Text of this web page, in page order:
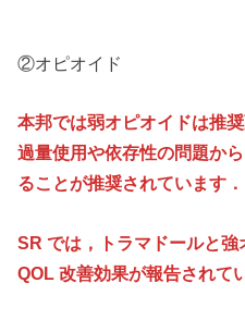
②オピオイド
本邦では弱オピオイドは推
過量使用や依存性の問題か
ることが推奨されています．
SR では，トラマドールと
QOL 改善効果が報告されて